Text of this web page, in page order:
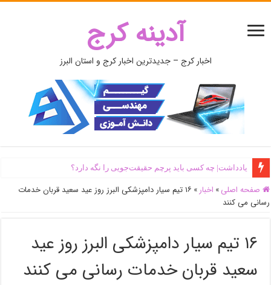
آدینه کرج
اخبار کرج – جدیدترین اخبار کرج و استان البرز
یادداشت| ‌چه کسی باید پرچم حقیقت‌جویی را نگه دارد؟
صفحه اصلی » اخبار »
۱۶ تیم سیار دامپزشکی البرز روز عید سعید قربان خدمات
رسانی می کنند
۱۶ تیم سیار دامپزشکی البرز روز عید
سعید قربان خدمات رسانی می کنند